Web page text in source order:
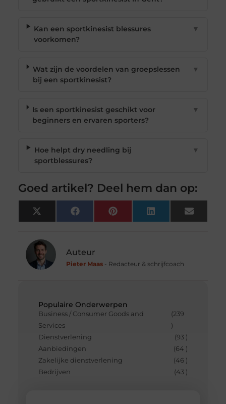
Populaire Onderwerpen
Business / Consumer Goods and
Services
(239
)
Dienstverlening
(93 )
Aanbiedingen
(64 )
Zakelijke dienstverlening
(46 )
Bedrijven
(43 )
Kan een sportkinesist blessures
voorkomen?
▼
Wat zijn de voordelen van groepslessen
bij een sportkinesist?
▼
Is een sportkinesist geschikt voor
beginners en ervaren sporters?
▼
Hoe helpt dry needling bij
sportblessures?
▼
Goed artikel? Deel hem dan op:
X
(Twitter)
FacebookPinterest LinkedIn Email
Auteur
Pieter Maas- Redacteur & schrijfcoach